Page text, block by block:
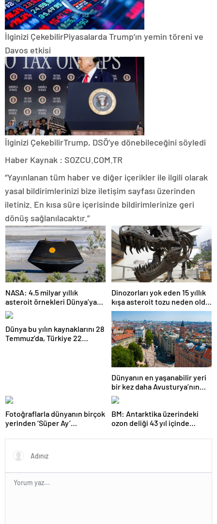
İlginizi ÇekebilirPiyasalarda Trump’ın yemin töreni ve
Davos etkisi
İlginizi ÇekebilirTrump, DSÖ’ye dönebileceğini söyledi
Haber Kaynak : SOZCU.COM.TR
“Yayınlanan tüm haber ve diğer içerikler ile ilgili olarak
yasal bildirimlerinizi bize iletişim sayfası üzerinden
iletiniz. En kısa süre içerisinde bildirimlerinize geri
dönüş sağlanılacaktır.”
NASA: 4.5 milyar yıllık
asteroit örnekleri Dünya’ya
getirildi; yaşamın
başlangıcına ışık tutabilir
Dinozorları yok eden 15 yıllık
kışa asteroit tozu neden oldu
| Araştırma
Dünya bu yılın kaynaklarını 28
Temmuz’da, Türkiye 22
Dünyanın en yaşanabilir yeri
bir kez daha Avusturya’nın
başkenti Viyana oldu
Fotoğraflarla dünyanın birçok
yerinden ‘Süper Ay’
BM: Antarktika üzerindeki
ozon deliği 43 yıl içinde